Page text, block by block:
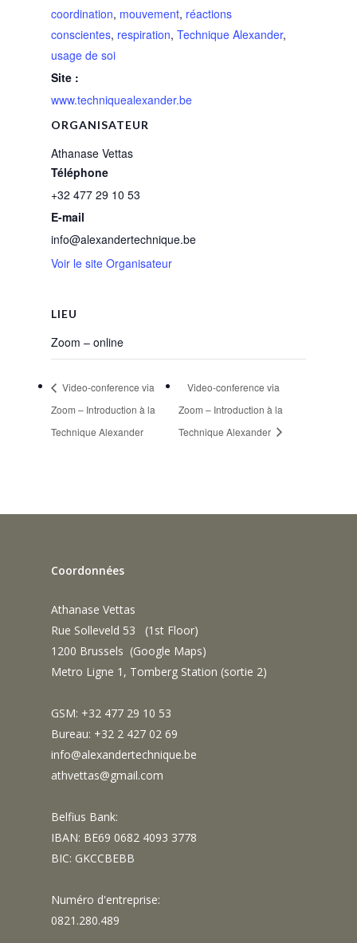
coordination, mouvement, réactions
conscientes, respiration, Technique Alexander,
usage de soi
Site :
www.techniquealexander.be
ORGANISATEUR
Athanase Vettas
Téléphone
+32 477 29 10 53
E-mail
info@alexandertechnique.be
Voir le site Organisateur
LIEU
Zoom – online
Video-conference via
Zoom – Introduction à la
Technique Alexander
Video-conference via
Zoom – Introduction à la
Technique Alexander
Coordonnées
Athanase Vettas
Rue Solleveld 53 (1st Floor)
1200 Brussels (Google Maps)
Metro Ligne 1, Tomberg Station (sortie 2)
GSM: +32 477 29 10 53
Bureau: +32 2 427 02 69
info@alexandertechnique.be
athvettas@gmail.com
Belfius Bank:
IBAN: BE69 0682 4093 3778
BIC: GKCCBEBB
Numéro d'entreprise:
0821.280.489